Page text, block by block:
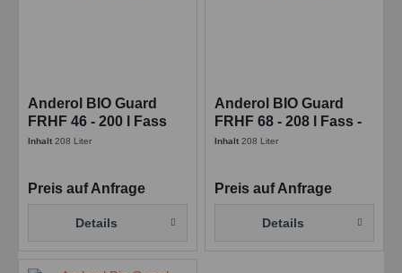
Anderol BIO Guard
FRHF 46 - 200 l Fass
Inhalt208 Liter
Preis auf Anfrage
Details
Anderol BIO Guard
FRHF 68 - 208 l Fass -
200 l Faß
Inhalt208 Liter
Preis auf Anfrage
Details